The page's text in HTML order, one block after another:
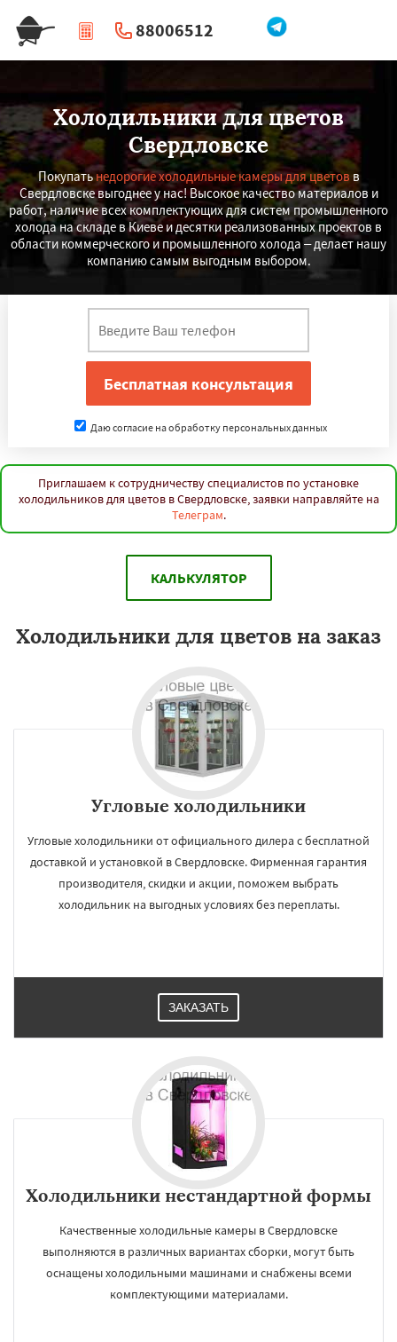
88006512
| Перезвоните мне
Холодильники для цветов
Свердловске
Покупатьнедорогие холодильные камеры для цветов в
Свердловске выгоднее у нас! Высокое качество материалов и
работ, наличие всех комплектующих для систем промышленного
холода на складе в Киеве и десятки реализованных проектов в
области коммерческого и промышленного холода – делает нашу
компанию самым выгодным выбором.
Даю согласие на обработку персональных данных
Приглашаем к сотрудничеству специалистов по установке
холодильников для цветов в Свердловске, заявки направляйте на
Телеграм.
КАЛЬКУЛЯТОР
Холодильники для цветов на заказ
Угловые холодильники
Угловые холодильники от официального дилера с бесплатной
доставкой и установкой в Свердловске. Фирменная гарантия
производителя, скидки и акции, поможем выбрать
холодильник на выгодных условиях без переплаты.
ЗАКАЗАТЬ
Холодильники нестандартной формы
Качественные холодильные камеры в Свердловске
выполняются в различных вариантах сборки, могут быть
оснащены холодильными машинами и снабжены всеми
комплектующими материалами.